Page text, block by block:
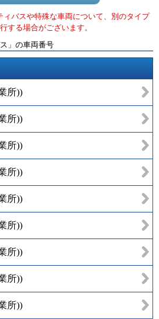
バスや特殊な車両について、別のタイプ
する場合がございます。
」 の車両番号
所))
所))
所))
所))
所))
所))
所))
所))
所))